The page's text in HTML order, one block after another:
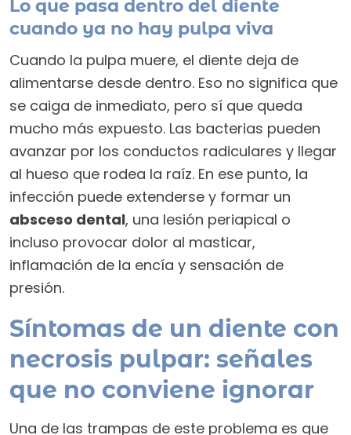
Lo que pasa dentro del diente
cuando ya no hay pulpa viva
Cuando la pulpa muere, el diente deja de
alimentarse desde dentro. Eso no significa que
se caiga de inmediato, pero sí que queda
mucho más expuesto. Las bacterias pueden
avanzar por los conductos radiculares y llegar
al hueso que rodea la raíz. En ese punto, la
infección puede extenderse y formar un
absceso dental, una lesión periapical o
incluso provocar dolor al masticar,
inflamación de la encía y sensación de
presión.
Síntomas de un diente con
necrosis pulpar: señales
que no conviene ignorar
Una de las trampas de este problema es que